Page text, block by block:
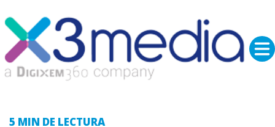
5 MIN DE LECTURA